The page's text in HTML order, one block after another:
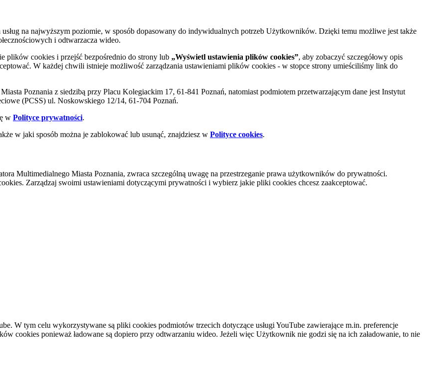
na najwyższym poziomie, w sposób dopasowany do indywidualnych potrzeb Użytkowników. Dzięki temu możliwe jest także
i odtwarzacza wideo.
plików cookies i przejść bezpośrednio do strony lub „Wyświetl ustawienia plików cookies”, aby zobaczyć szczegółowy opis
W każdej chwili istnieje możliwość zarządzania ustawieniami plików cookies - w stopce strony umieściliśmy link do
Poznania z siedzibą przy Placu Kolegiackim 17, 61-841 Poznań, natomiast podmiotem przetwarzającym dane jest Instytut
(PCSS) ul. Noskowskiego 12/14, 61-704 Poznań.
w Polityce prywatności.
w jaki sposób można je zablokować lub usunąć, znajdziesz w Polityce cookies.
Multimedialnego Miasta Poznania, zwraca szczególną uwagę na przestrzeganie prawa użytkowników do prywatności.
Zarządzaj swoimi ustawieniami dotyczącymi prywatności i wybierz jakie pliki cookies chcesz zaakceptować.
W tym celu wykorzystywane są pliki cookies podmiotów trzecich dotyczące usługi YouTube zawierające m.in. preferencje
cookies ponieważ ładowane są dopiero przy odtwarzaniu wideo. Jeżeli więc Użytkownik nie godzi się na ich załadowanie, to nie